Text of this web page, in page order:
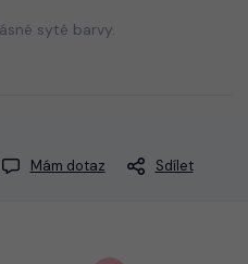
syté barvy.
Mám dotaz Sdílet